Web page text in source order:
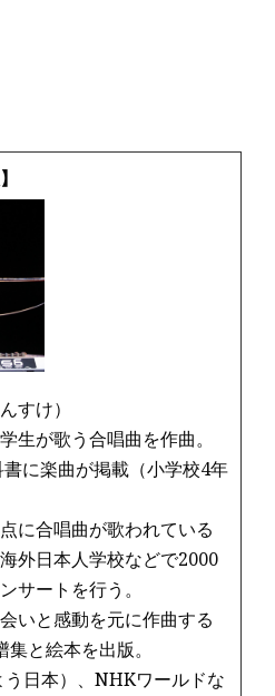
すけ）
生が歌う合唱曲を作曲。
に楽曲が掲載（小学校4年
に合唱曲が歌われている
外日本人学校などで2000
サートを行う。
いと感動を元に作曲する
と絵本を出版。
日本）、NHKワールドな